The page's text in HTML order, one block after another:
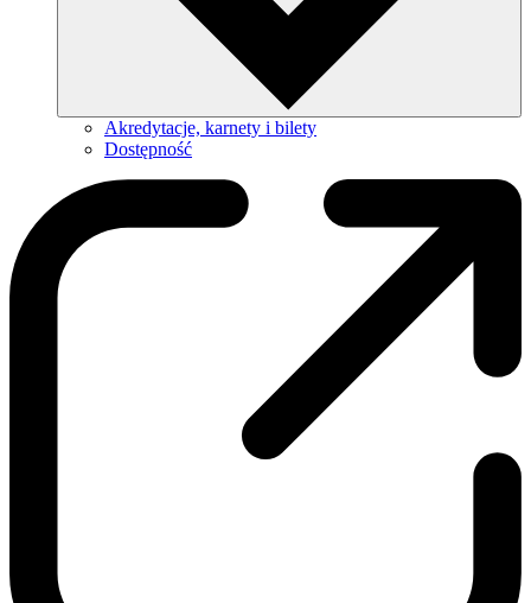
Akredytacje, karnety i bilety
Dostępność